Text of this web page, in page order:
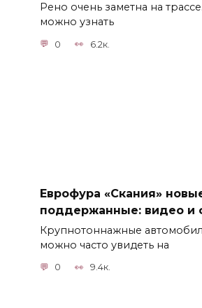
Рено очень заметна на
можно узнать
0 6.2к.
Еврофура «Скания»
поддержанные: видео и
Крупнотоннажные
можно часто увидеть на
0 9.4к.